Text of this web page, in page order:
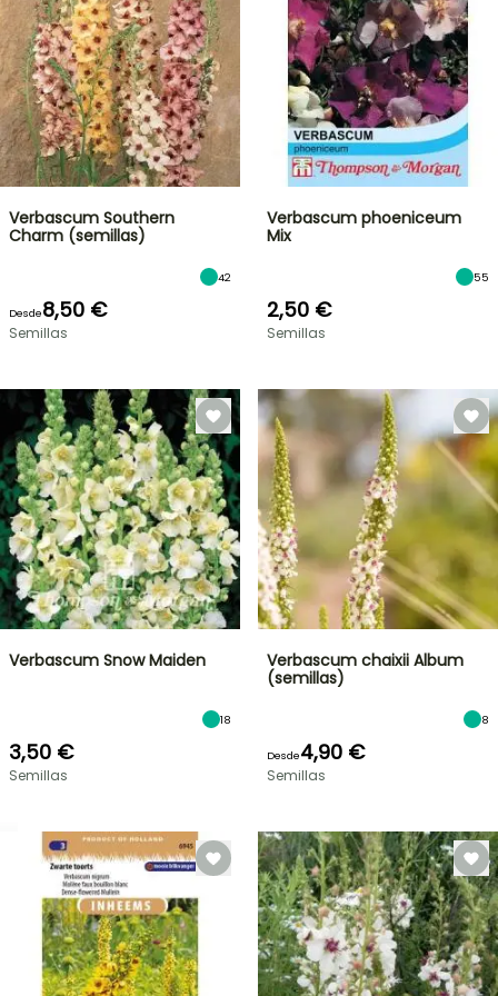
OFERTA
RELÁMPAGO
¡HASTA
BULBOS
DE
PRIMAVERA
Verbascum Southern
Charm (semillas)
42
Desde8,50 €
Semillas
Verbascum phoeniceum
Mix
55
2,50 €
Semillas
Verbascum Snow Maiden
18
3,50 €
Semillas
Verbascum chaixii Album
(semillas)
8
Desde4,90 €
Semillas